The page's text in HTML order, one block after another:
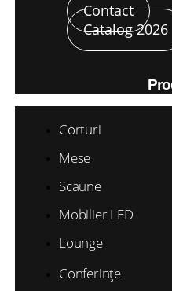
Contact
Catalog 2026
Corturi
Mese
Scaune
Mobilier LED
Lounge
Conferințe